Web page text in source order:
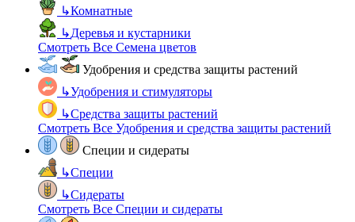
↳Комнатные
↳Деревья и кустарники
Смотреть Все Семена цветов
Удобрения и средства защиты растений
↳Удобрения и стимуляторы
↳Средства защиты растений
Смотреть Все Удобрения и средства защиты растений
Специи и сидераты
↳Специи
↳Сидераты
Смотреть Все Специи и сидераты